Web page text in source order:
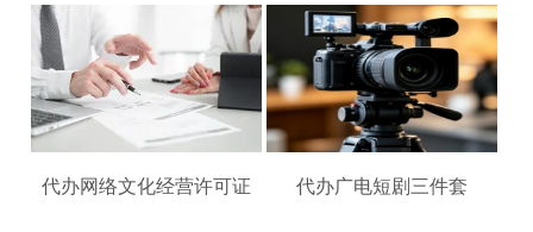
代办网络文化经营许可证 代办广电短剧三件套